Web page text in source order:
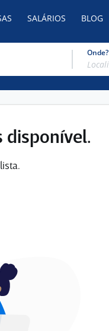
SALÁRIOS BLOG
Onde?
disponível.